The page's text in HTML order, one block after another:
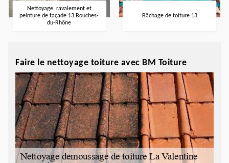
Nettoyage, ravalement et
peinture de façade 13 Bouches-
du-Rhône
Bâchage de toiture 13
Faire le nettoyage toiture avec BM Toiture